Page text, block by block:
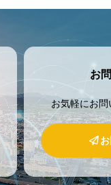
お
お気軽にお